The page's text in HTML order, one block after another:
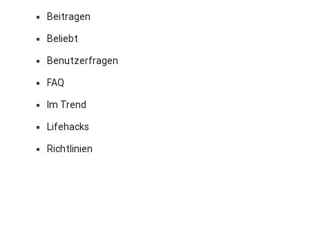
Beitragen
Beliebt
Benutzerfragen
FAQ
Im Trend
Lifehacks
Richtlinien